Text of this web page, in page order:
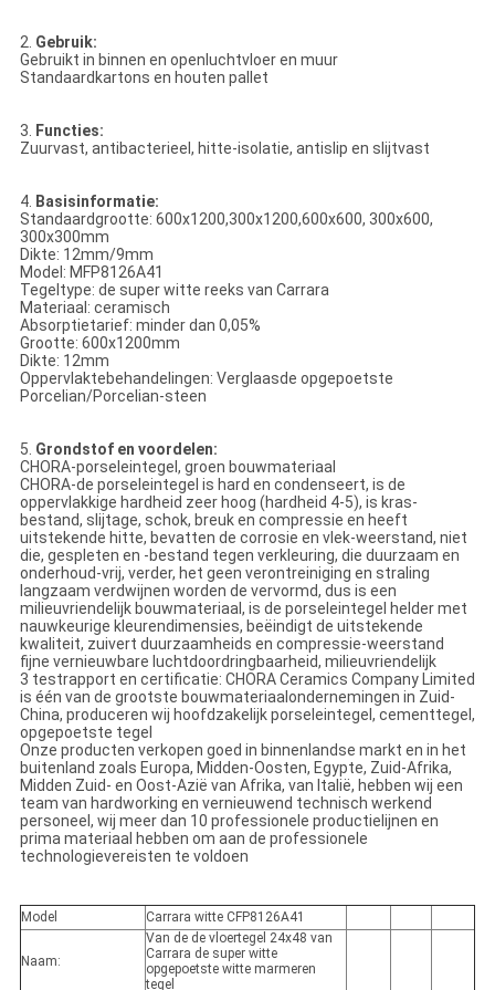
2. Gebruik:
Gebruikt in binnen en openluchtvloer en muur
Standaardkartons en houten pallet
3. Functies:
Zuurvast, antibacterieel, hitte-isolatie, antislip en slijtvast
4. Basisinformatie:
Standaardgrootte: 600x1200,300x1200,600x600, 300x600,
300x300mm
Dikte: 12mm/9mm
Model: MFP8126A41
Tegeltype: de super witte reeks van Carrara
Materiaal: ceramisch
Absorptietarief: minder dan 0,05%
Grootte: 600x1200mm
Dikte: 12mm
Oppervlaktebehandelingen: Verglaasde opgepoetste
Porcelian/Porcelian-steen
5. Grondstof en voordelen:
CHORA-porseleintegel, groen bouwmateriaal
CHORA-de porseleintegel is hard en condenseert, is de
oppervlakkige hardheid zeer hoog (hardheid 4-5), is kras-
bestand, slijtage, schok, breuk en compressie en heeft
uitstekende hitte, bevatten de corrosie en vlek-weerstand, niet
die, gespleten en -bestand tegen verkleuring, die duurzaam en
onderhoud-vrij, verder, het geen verontreiniging en straling
langzaam verdwijnen worden de vervormd, dus is een
milieuvriendelijk bouwmateriaal, is de porseleintegel helder met
nauwkeurige kleurendimensies, beëindigt de uitstekende
kwaliteit, zuivert duurzaamheids en compressie-weerstand
fijne vernieuwbare luchtdoordringbaarheid, milieuvriendelijk
3 testrapport en certificatie: CHORA Ceramics Company Limited
is één van de grootste bouwmateriaalondernemingen in Zuid-
China, produceren wij hoofdzakelijk porseleintegel, cementtegel,
opgepoetste tegel
Onze producten verkopen goed in binnenlandse markt en in het
buitenland zoals Europa, Midden-Oosten, Egypte, Zuid-Afrika,
Midden Zuid- en Oost-Azië van Afrika, van Italië, hebben wij een
team van hardworking en vernieuwend technisch werkend
personeel, wij meer dan 10 professionele productielijnen en
prima materiaal hebben om aan de professionele
technologievereisten te voldoen
Model Carrara witte CFP8126A41
Naam:
Van de de vloertegel 24x48 van
Carrara de super witte
opgepoetste witte marmeren
tegel